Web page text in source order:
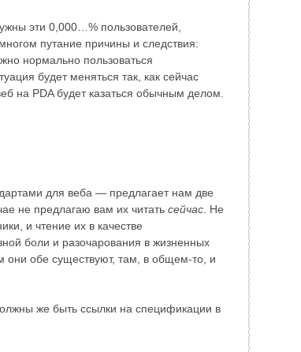
эти 0,000…% пользователей,
путание причины и следствия:
нормально пользоваться
будет меняться так, как сейчас
на PDA будет казаться обычным делом.
для веба — предлагает нам две
не предлагаю вам их читать сейчас . Не
и чтение их в качестве
боли и разочарования в жизненных
они обе существуют, там, в общем-то, и
же быть ссылки на спецификации в